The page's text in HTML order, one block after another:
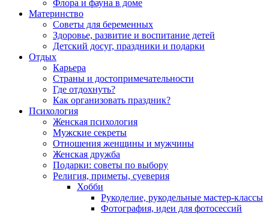
Флора и фауна в доме
Материнство
Советы для беременных
Здоровье, развитие и воспитание детей
Детский досуг, праздники и подарки
Отдых
Карьера
Страны и достопримечательности
Где отдохнуть?
Как организовать праздник?
Психология
Женская психология
Мужские секреты
Отношения женщины и мужчины
Женская дружба
Подарки: советы по выбору
Религия, приметы, суеверия
Хобби
Рукоделие, рукодельные мастер-классы
Фотография, идеи для фотосессий